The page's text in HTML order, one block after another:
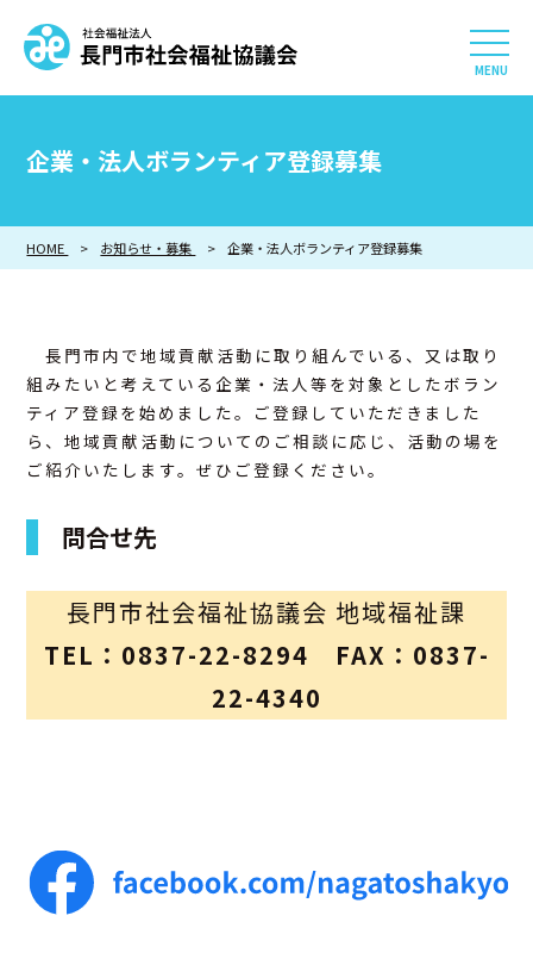
社会福祉法人 長門市社
相談したい
参加したい・貢献したい
利用したい
アクセス
お問合せ
企業・法人ボランティア登録募集
HOME お知らせ・募集 企業・法人ボランティア登録募集
長門市内で地域貢献活動に取り組んでいる、又は取り
組みたいと考えている企業・法人等を対象としたボラン
ティア登録を始めました。ご登録していただきました
ら、地域貢献活動についてのご相談に応じ、活動の場を
ご紹介いたします。ぜひご登録ください。
問合せ先
長門市社会福祉協議会 地域福祉課
TEL：0837-22-8294 FAX：0837-
22-4340